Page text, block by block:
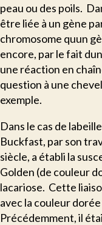
peau ou des poils.
être liée à un gène
chromosome quun
encore, par le fait
une réaction en
question à une
exemple.
Dans le cas de
Buckfast, par son
siècle, a établi la
Golden (de couleur
lacariose. Cette
avec la couleur dorée
Précédemment, il